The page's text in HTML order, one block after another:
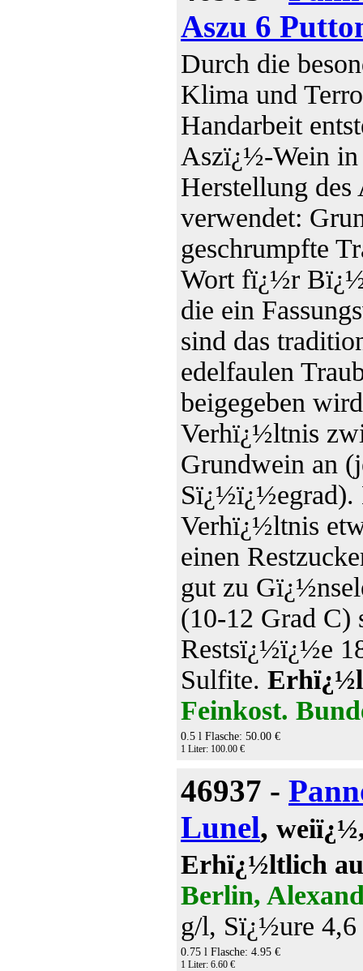
Aszu 6
Durch die
Klima und
Handarbeit
Aszï¿½-Wein
Herstellung
verwendet:
geschrumpfte
Wort fï¿½r
die ein
sind das
edelfaulen
beigegeben
Verhï¿½ltnis
Grundwein an
Sï¿½ï¿½egrad).
Verhï¿½ltnis
einen
gut zu
(10-12 Grad C)
Restsï¿½ï¿½e
Sulfite.
Feinkost.
0.5 l Flasche: 50.00 €
1 Liter: 100.00 €
46937 -
Lunel,
Erhï¿½ltlich
Berlin,
g/l, Sï¿½ure
0.75 l Flasche: 4.95 €
1 Liter: 6.60 €